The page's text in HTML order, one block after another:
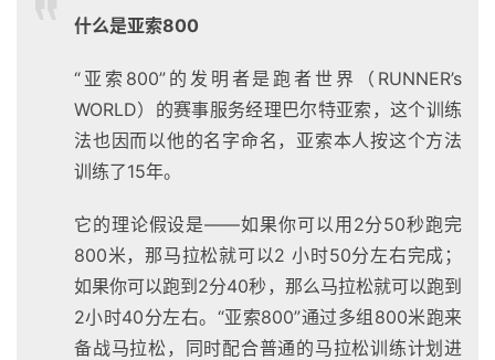
什么是亚索800
“亚索800”的发明者是跑者世界（RUNNER’s
WORLD）的赛事服务经理巴尔特亚索，这个训练
法也因而以他的名字命名，亚索本人按这个方法
训练了15年。
它的理论假设是——如果你可以用2分50秒跑完
800米，那马拉松就可以2 小时50分左右完成；
如果你可以跑到2分40秒，那么马拉松就可以跑到
2小时40分左右。“亚索800”通过多组800米跑来
备战马拉松，同时配合普通的马拉松训练计划进